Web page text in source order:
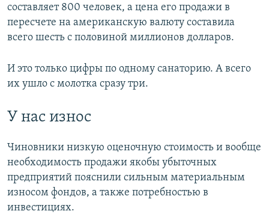
составляет 800 человек, а цена его продажи в
пересчете на американскую валюту составила
всего шесть с половиной миллионов долларов.
И это только цифры по одному санаторию. А всего
их ушло с молотка сразу три.
У нас износ
Чиновники низкую оценочную стоимость и вообще
необходимость продажи якобы убыточных
предприятий пояснили сильным материальным
износом фондов, а также потребностью в
инвестициях.